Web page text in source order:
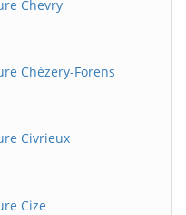
Chevry
Chézery-Forens
Civrieux
Cize